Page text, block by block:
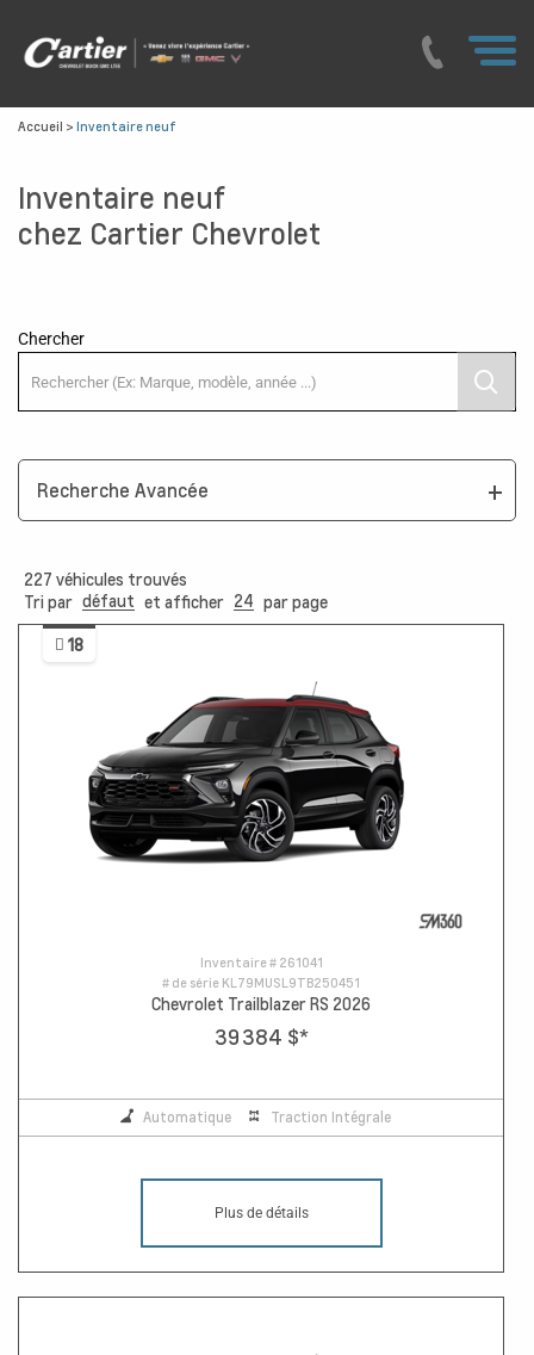
Accueil > Inventaire neuf
Inventaire neuf
chez Cartier Chevrolet
Chercher
Recherche Avancée
227 véhicules trouvés
Tri par défaut et afficher 24 par page
18
Inventaire # 261041
# de série KL79MUSL9TB250451
Chevrolet Trailblazer RS 2026
39 384 $*
Automatique Traction Intégrale
Plus de détails